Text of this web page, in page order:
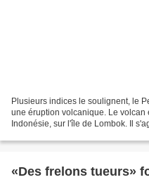
Plusieurs indices le soulignent, le
une éruption volcanique. Le volcan
Indonésie, sur l'île de Lombok. Il
«Des frelons tueurs»